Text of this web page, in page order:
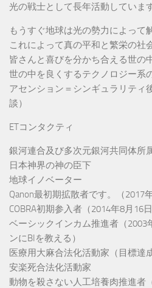
光の戦士として長年活動しています
もうすぐ地球は光の勢力によって
これによって真の平和と繁栄の社
皆さんと喜びを分かち合える世の
世の中を良くするテクノロジー系
アセンション＝シンギュラリティ
談）
ETコンタクティ
銀河連合及び多次元銀河共同体所
日本神界の神の臣下
地球イノベーター
Qanon最初期拡散者です。（2017
COBRA初期参入者（2014年8月16日
ベーシックインカム推進者（2003
ンにBIを教える）
医療用大麻合法化活動家（目標達
安楽死合法化活動家
動物を殺さない人工培養肉推進者